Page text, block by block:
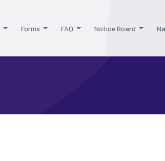
Forms FAQ Notice Board